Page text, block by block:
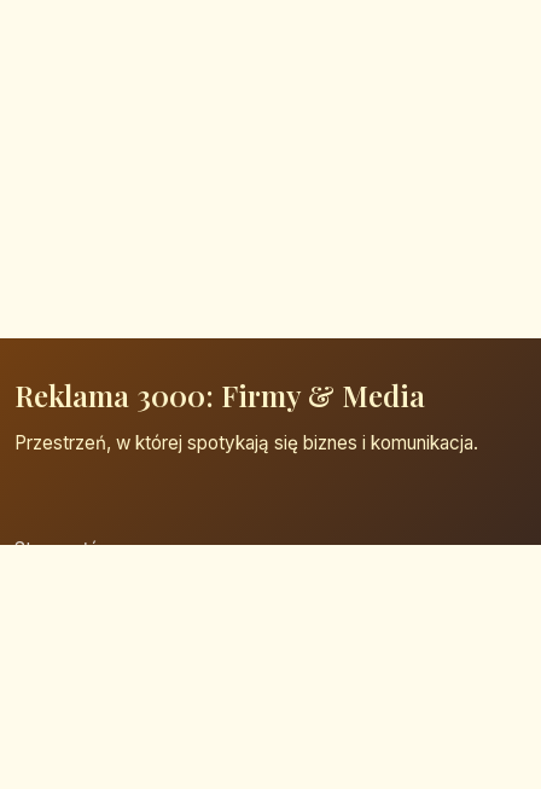
Reklama 3000: Firmy & Media
Przestrzeń, w której spotykają się biznes i komunikacja.
Strona główna